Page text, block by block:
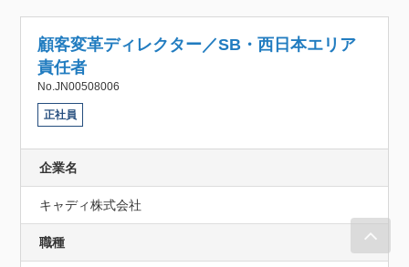
顧客変革ディレクター／SB・西日本エリア
責任者
No.JN00508006
正社員
企業名
キャディ株式会社
職種